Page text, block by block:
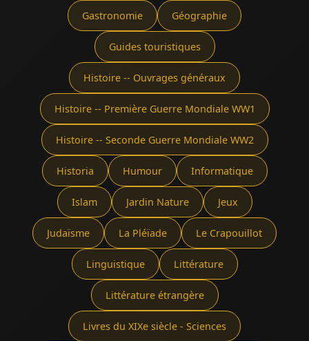
Gastronomie Géographie
Guides touristiques
Histoire -- Ouvrages généraux
Histoire -- Première Guerre Mondiale WW1
Histoire -- Seconde Guerre Mondiale WW2
Historia Humour Informatique
Islam Jardin Nature Jeux
Judaïsme La Pléïade Le Crapouillot
Linguistique Littérature
Littérature étrangère
Livres du XIXe siècle - Sciences